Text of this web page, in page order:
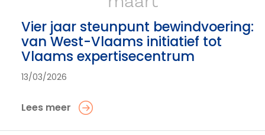
Vier jaar steunpunt bewindvoering:
van West-Vlaams initiatief tot
Vlaams expertisecentrum
13/03/2026
Lees meer